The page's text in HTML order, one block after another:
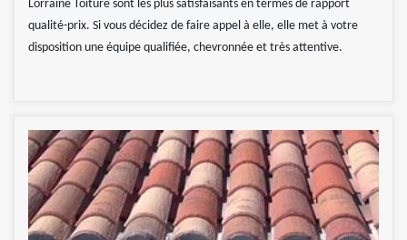
Lorraine Toiture sont les plus satisfaisants en termes de rapport
qualité-prix. Si vous décidez de faire appel à elle, elle met à votre
disposition une équipe qualifiée, chevronnée et très attentive.